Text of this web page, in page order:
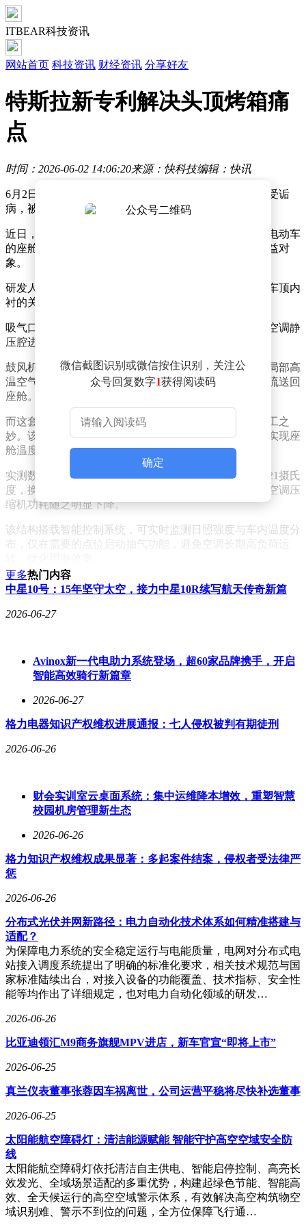
ITBEAR科技资讯
网站首页 科技资讯 财经资讯 分享好友
特斯拉新专利解决头顶烤箱痛
点
时间：2026-06-02 14:06:20来源：快科技编辑：快讯
6月2日消息，特斯拉超大玻璃车顶虽漂亮，但也一直饱受诟
病，被不少人指如同“头顶烤箱”。
近日，特斯拉公开了一项全新专利，有望大幅提升旗下电动车
的座舱舒适性，装配全景大玻璃车顶的车型将是主要受益对
象。
研发人员设计了一套抽吸式空调系统，在仪表台上沿、车顶内
衬的关键点位布置专用吸气口。
吸气口连通高温气团抽取管路，可将最热空气直接送入空调静
压腔进行温控处理。
鼓风机运转时，一边吸入车内循环空气，一边定点抽取局部高
温空气，空气经过滤芯、冷却盘管处理后，再以调温气流送回
座舱。
而这套设计思路和特斯拉用于低温采暖的热泵有异曲同工之
妙。该方案能够减少热空气掺混、降低车内峰值温度，实现座
舱温度均匀舒适。
实测数据显示：传统空调工况下驾乘人员面部温差可达21摄氏
度，换装这套新系统后温差仅12摄氏度，鼓风机转速与空调压
缩机功耗随之明显下降。
该结构搭载智能控制系统，可实时监测日照强度与车内温度分
布，仅在需要的点位启动抽气功能，避免空调长期高负荷运
除此之外，抽气管路还兼顾双重功能：夏季向内抽取高温空气
进行制冷；冬季反向导送暖风，快速完成前挡风玻璃除霜。
微信截图识别或微信按住识别，关注公
众号回复数字1获得阅读码
确定
更多热门内容
中星10号：15年坚守太空，接力中星10R续写航天传奇新篇
2026-06-27
Avinox新一代电助力系统登场，超60家品牌携手，开启
智能高效骑行新篇章
2026-06-27
格力电器知识产权维权进展通报：七人侵权被判有期徒刑
2026-06-26
财会实训室云桌面系统：集中运维降本增效，重塑智慧
校园机房管理新生态
2026-06-26
格力知识产权维权成果显著：多起案件结案，侵权者受法律严
惩
2026-06-26
分布式光伏并网新路径：电力自动化技术体系如何精准搭建与
适配？
为保障电力系统的安全稳定运行与电能质量，电网对分布式电
站接入调度系统提出了明确的标准化要求，相关技术规范与国
家标准陆续出台，对接入设备的功能覆盖、技术指标、安全性
能等均作出了详细规定，也对电力自动化领域的研发…
2026-06-26
比亚迪领汇M9商务旗舰MPV进店，新车官宣“即将上市”
2026-06-25
真兰仪表董事张蓉因车祸离世，公司运营平稳将尽快补选董事
2026-06-25
太阳能航空障碍灯：清洁能源赋能 智能守护高空空域安全防
线
太阳能航空障碍灯依托清洁自主供电、智能启停控制、高亮长
效发光、全域场景适配的多重优势，构建起绿色节能、智能高
效、全天候运行的高空空域警示体系，有效解决高空构筑物空
域识别难、警示不到位的问题，全方位保障飞行通…